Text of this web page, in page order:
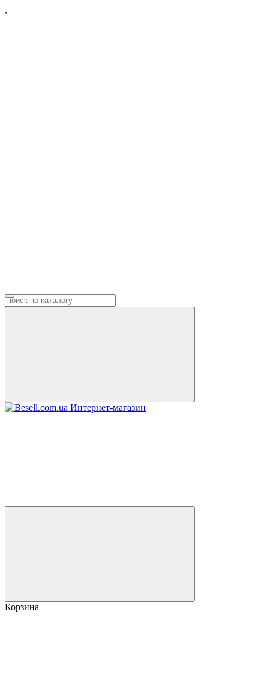
,
Корзина